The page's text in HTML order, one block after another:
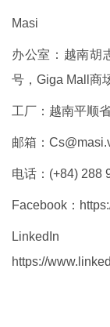
Masi
办公室：越南胡
号，Giga Mall商
工厂：越南平顺
邮箱：
电话：(+84) 288
Facebook：
https://